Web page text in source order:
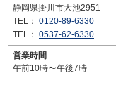
静岡県掛川市大池2951
TEL： 0120-89-6330
TEL： 0537-62-6330
営業時間
午前10時〜午後7時